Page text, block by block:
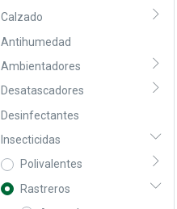
Calzado
Antihumedad
Ambientadores
Desatascadores
Desinfectantes
Insecticidas
Polivalentes
Rastreros